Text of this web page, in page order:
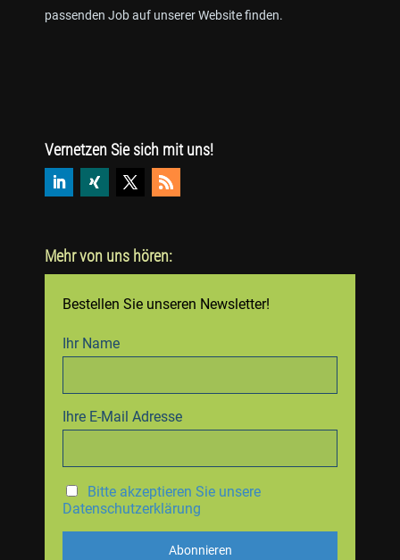
passenden Job auf unserer Website finden.
Vernetzen Sie sich mit uns!
Mehr von uns hören:
Bestellen Sie unseren Newsletter!
Ihr Name
Ihre E-Mail Adresse
Bitte akzeptieren Sie unsere
Datenschutzerklärung